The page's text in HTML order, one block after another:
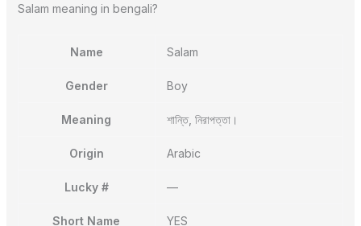
Salam meaning in bengali?
Name Salam
Gender Boy
Meaning শান্তি, নিরাপত্তা।
Origin Arabic
Lucky # —
Short Name YES